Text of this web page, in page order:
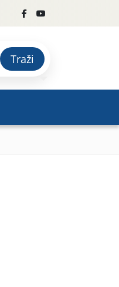
Traži